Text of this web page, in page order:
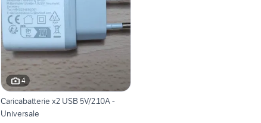
4
Caricabatterie x2 USB 5V/2.10A -
Universale